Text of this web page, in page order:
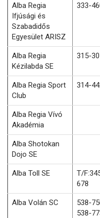
Alba Regia
Ifjúsági és
Szabadidős
Egyesület ARISZ
333-
Alba Regia
Kézilabda SE
315-
Alba Regia Sport
Club
314-
Alba Regia Vívó
Akadémia
Alba Shotokan
Dojo SE
Alba Toll SE
T/
678
Alba Volán SC
538-
538-